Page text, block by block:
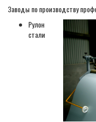
Заводы по производству
Рулон
стали